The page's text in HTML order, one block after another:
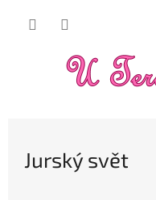
Jurský svět